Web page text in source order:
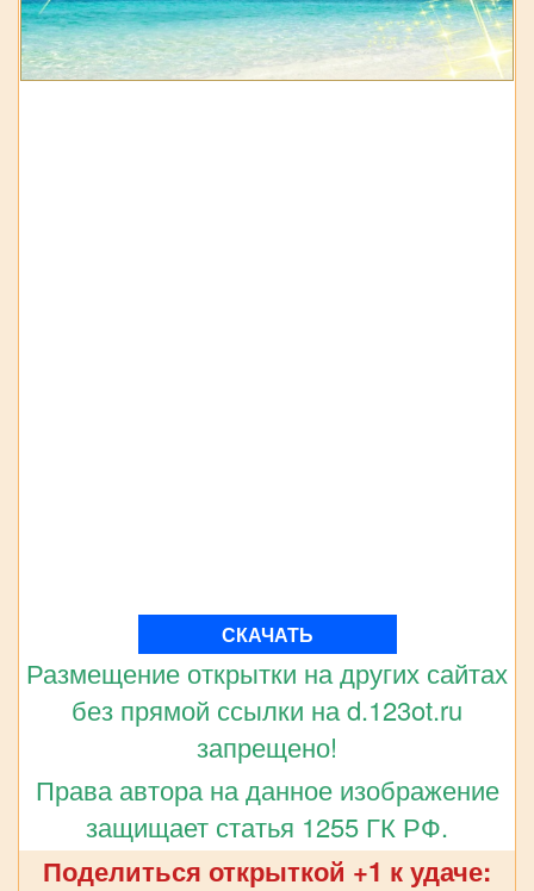
СКАЧАТЬ
Размещение открытки на других сайтах
без прямой ссылки на d.123ot.ru
запрещено!
Права автора на данное изображение
защищает статья 1255 ГК РФ.
Поделиться открыткой +1 к удаче: